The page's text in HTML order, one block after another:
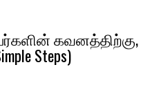
கவனத்திற்கு,
Steps)